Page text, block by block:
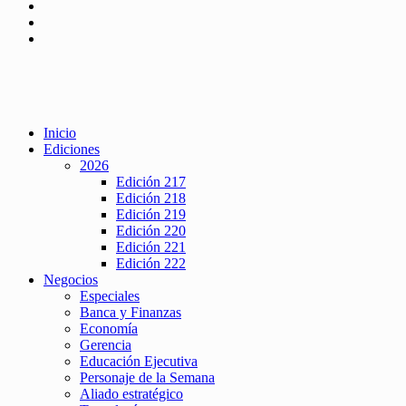
Inicio
Ediciones
2026
Edición 217
Edición 218
Edición 219
Edición 220
Edición 221
Edición 222
Negocios
Especiales
Banca y Finanzas
Economía
Gerencia
Educación Ejecutiva
Personaje de la Semana
Aliado estratégico